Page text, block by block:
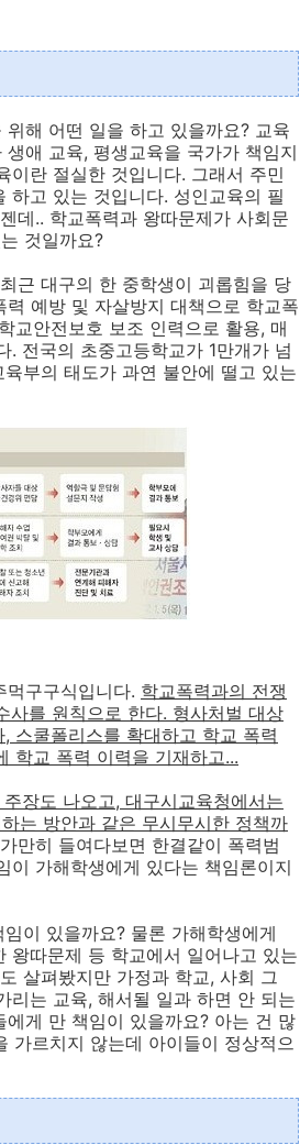
해 어떤 일을 하고 있을까요? 교육
애 교육, 평생교육을 국가가 책임지
이란 절실한 것입니다. 그래서 주민
하고 있는 것입니다. 성인교육의 필
데.. 학교폭력과 왕따문제가 사회문
것일까요?
근 대구의 한 중학생이 괴롭힘을 당
예방 및 자살방지 대책으로 학교폭
교안전보호 보조 인력으로 활용, 매
전국의 초중고등학교가 1만개가 넘
부의 태도가 과연 불안에 떨고 있는
구구식입니다. 학교폭력과의 전쟁
사를 원칙으로 한다. 형사처벌 대상
스쿨폴리스를 확대하고 학교 폭력
학교 폭력 이력을 기재하고...
장도 나오고, 대구시교육청에서는
는 방안과 같은 무시무시한 정책까
만히 들여다보면 한결같이 폭력범
이 가해학생에게 있다는 책임론이지
이 있을까요? 물론 가해학생에게
왕따문제 등 학교에서 일어나고 있는
살펴봤지만 가정과 학교, 사회 그
리는 교육, 해서될 일과 하면 안 되는
게 만 책임이 있을까요? 아는 건 많
가르치지 않는데 아이들이 정상적으